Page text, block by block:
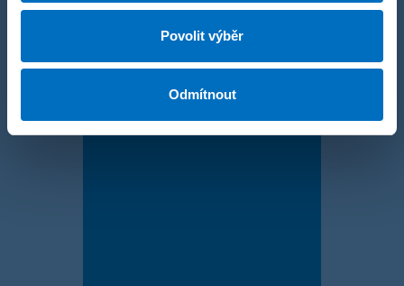
Povolit výběr
Odmítnout